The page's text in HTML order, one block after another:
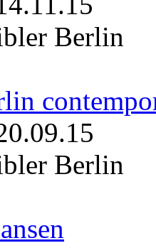
Berlin
Berlin